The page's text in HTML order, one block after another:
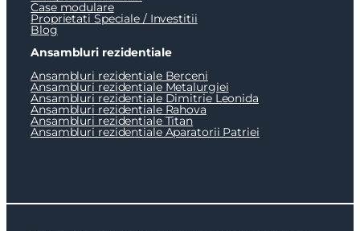
Case modulare
Proprietati Speciale / Investitii
Blog
Ansambluri rezidentiale
Ansambluri rezidentiale Berceni
Ansambluri rezidentiale Metalurgiei
Ansambluri rezidentiale Dimitrie Leonida
Ansambluri rezidentiale Rahova
Ansambluri rezidentiale Titan
Ansambluri rezidentiale Aparatorii Patriei